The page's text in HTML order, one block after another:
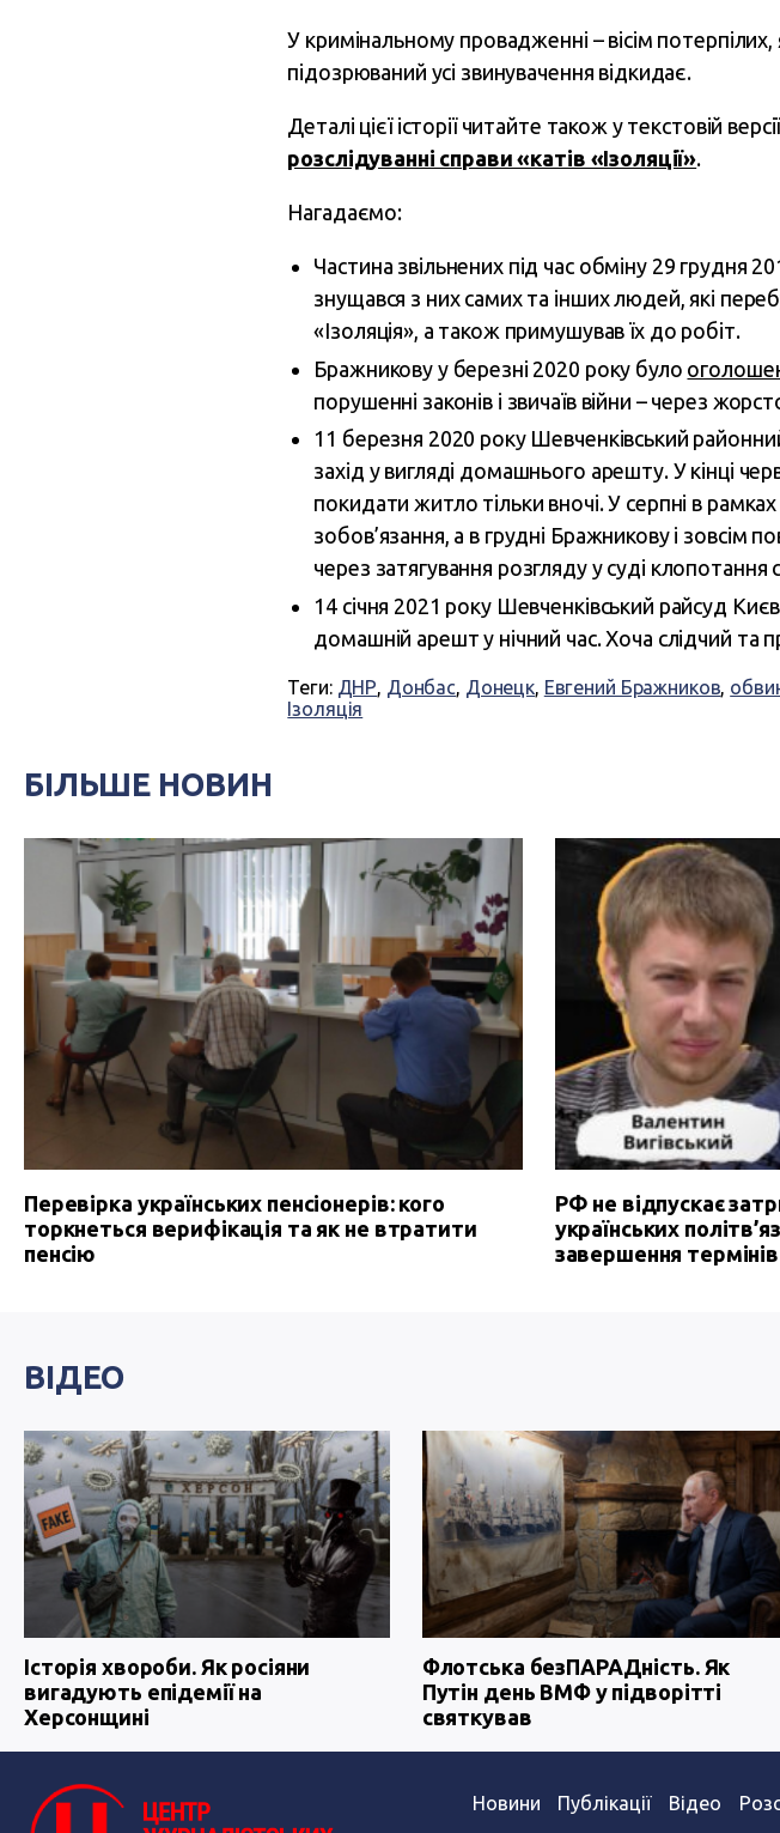
У кримінальному провадженні – вісім
підозрюваний усі звинувачення відкидає.
Деталі цієї історії читайте також у текстовій
розслідуванні справи «катів «Ізоляції».
Нагадаємо:
Частина звільнених під час обміну 29 грудня
знущався з них самих та інших людей, які
«Ізоляція», а також примушував їх до робіт.
Бражникову у березні 2020 року було
порушенні законів і звичаїв війни – через
11 березня 2020 року Шевченківський
захід у вигляді домашнього арешту. У кінці
покидати житло тільки вночі. У серпні в
зобов’язання, а в грудні Бражникову і зовсім
через затягування розгляду у суді клопотання
14 січня 2021 року Шевченківський райсуд
домашній арешт у нічний час. Хоча слідчий та
Теги: ДНР, Донбас, Донецк, Евгений Бражников,
Ізоляція
БІЛЬШЕ НОВИН
Перевірка українських пенсіонерів: кого
торкнеться верифікація та як не втратити
пенсію
РФ не відпускає
українських
завершення
ВІДЕО
Історія хвороби. Як росіяни
вигадують епідемії на
Херсонщині
Флотська безПАРАДність. Як
Путін день ВМФ у підворітті
святкував
Новини Публікації Відео